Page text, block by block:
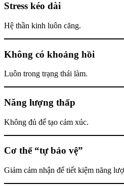
Stress kéo dài
Hệ thần kinh luôn căng.
Không có khoảng hồi
Luôn trong trạng thái làm.
Năng lượng thấp
Không đủ để tạo cảm xúc.
Cơ thể “tự bảo vệ”
Giảm cảm nhận để tiết kiệm năng